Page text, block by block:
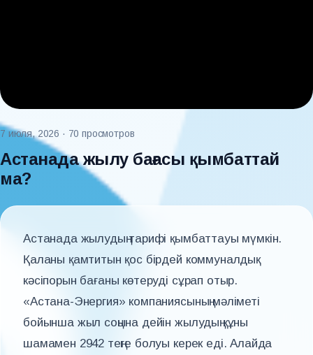
7 июля, 2026 · 70 просмотров
Астанада жылу бағасы қымбаттай
ма?
Астанада жылудың тарифі қымбаттауы мүмкін.
Қаланы қамтитын қос бірдей коммуналдық
кәсіпорын бағаны көтеруді сұрап отыр.
«Астана-Энергия» компаниясының мәліметі
бойынша жыл соңына дейін жылудың құны
шамамен 2942 теңге болуы керек еді. Алайда